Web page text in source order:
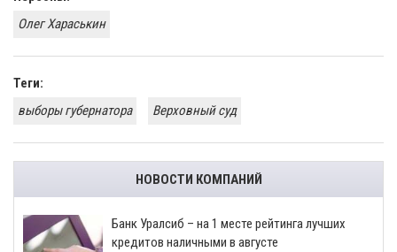
Олег Хараськин
Теги:
выборы губернатора
Верховный суд
НОВОСТИ КОМПАНИЙ
Банк Уралсиб – на 1 месте рейтинга лучших
кредитов наличными в августе